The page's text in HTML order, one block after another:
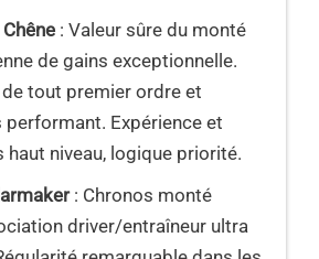
: Valeur sûre du monté
de gains exceptionnelle.
tout premier ordre et
Expérience et
haut niveau, logique priorité.
: Chronos monté
driver/entraîneur ultra